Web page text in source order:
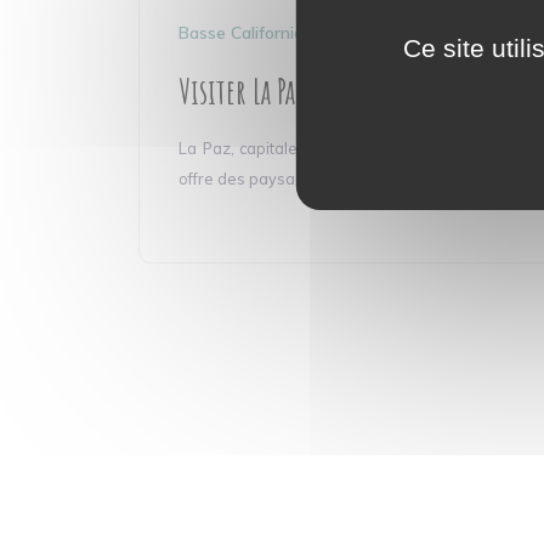
Basse Californie
Visiter La Paz en Basse Californie
La Paz, capitale de la basse Californie du Sud,
offre des paysages différents des autres...
Ce site